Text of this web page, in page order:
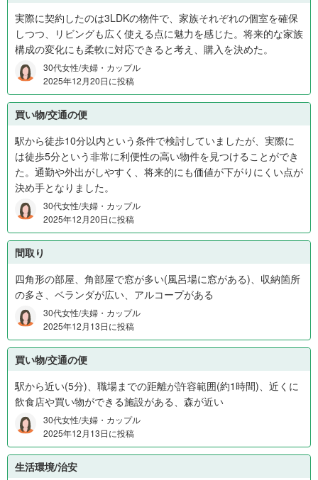
実際に契約したのは3LDKの物件で、家族それぞれの個室を確保
しつつ、リビングも広く使える点に魅力を感じた。将来的な家族
構成の変化にも柔軟に対応できると考え、購入を決めた。
30代女性/夫婦・カップル
2025年12月20日に投稿
買い物/交通の便
駅から徒歩10分以内という条件で検討していましたが、実際に
は徒歩5分という非常に利便性の高い物件を見つけることができ
た。通勤や外出がしやすく、将来的にも価値が下がりにくい点が
決め手となりました。
30代女性/夫婦・カップル
2025年12月20日に投稿
間取り
四角形の部屋、角部屋で窓が多い(風呂場に窓がある)、収納箇所
の多さ、ベランダが広い、アルコープがある
30代女性/夫婦・カップル
2025年12月13日に投稿
買い物/交通の便
駅から近い(5分)、職場までの距離が許容範囲(約1時間)、近くに
飲食店や買い物ができる施設がある、森が近い
30代女性/夫婦・カップル
2025年12月13日に投稿
生活環境/治安